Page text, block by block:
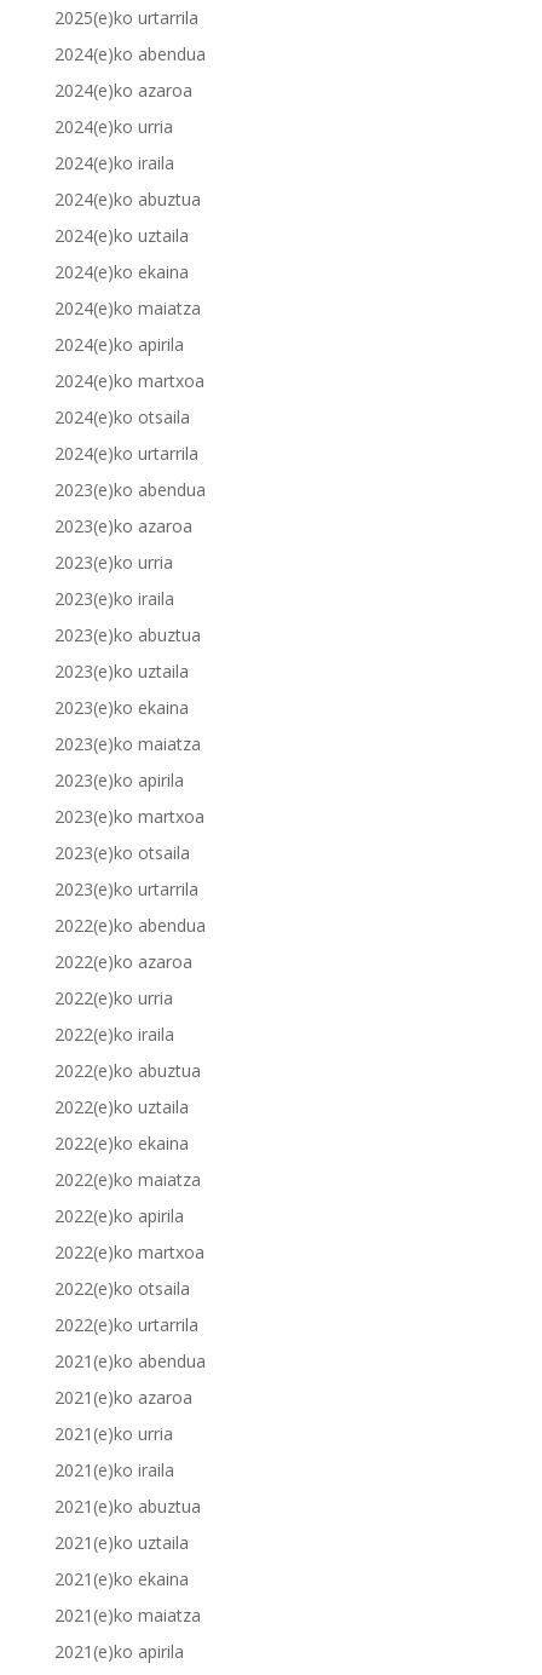
2025(e)ko urtarrila
2024(e)ko abendua
2024(e)ko azaroa
2024(e)ko urria
2024(e)ko iraila
2024(e)ko abuztua
2024(e)ko uztaila
2024(e)ko ekaina
2024(e)ko maiatza
2024(e)ko apirila
2024(e)ko martxoa
2024(e)ko otsaila
2024(e)ko urtarrila
2023(e)ko abendua
2023(e)ko azaroa
2023(e)ko urria
2023(e)ko iraila
2023(e)ko abuztua
2023(e)ko uztaila
2023(e)ko ekaina
2023(e)ko maiatza
2023(e)ko apirila
2023(e)ko martxoa
2023(e)ko otsaila
2023(e)ko urtarrila
2022(e)ko abendua
2022(e)ko azaroa
2022(e)ko urria
2022(e)ko iraila
2022(e)ko abuztua
2022(e)ko uztaila
2022(e)ko ekaina
2022(e)ko maiatza
2022(e)ko apirila
2022(e)ko martxoa
2022(e)ko otsaila
2022(e)ko urtarrila
2021(e)ko abendua
2021(e)ko azaroa
2021(e)ko urria
2021(e)ko iraila
2021(e)ko abuztua
2021(e)ko uztaila
2021(e)ko ekaina
2021(e)ko maiatza
2021(e)ko apirila